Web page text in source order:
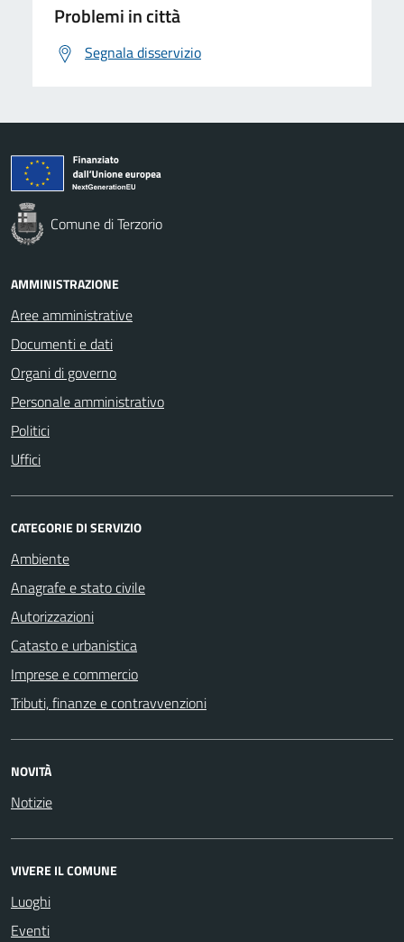
Problemi in città
Segnala disservizio
Comune di Terzorio
AMMINISTRAZIONE
Aree amministrative
Documenti e dati
Organi di governo
Personale amministrativo
Politici
Uffici
CATEGORIE DI SERVIZIO
Ambiente
Anagrafe e stato civile
Autorizzazioni
Catasto e urbanistica
Imprese e commercio
Tributi, finanze e contravvenzioni
NOVITÀ
Notizie
VIVERE IL COMUNE
Luoghi
Eventi